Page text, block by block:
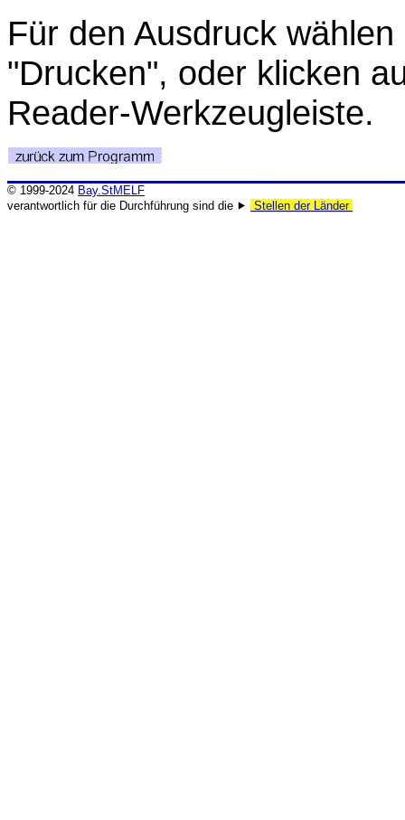
Für den Ausdruck
"Drucken", oder klicken
Reader-Werkzeugleiste.
© 1999-2024 Bay.StMELF
verantwortlich für die Durchführung sind die ⯈
Stellen der Länder